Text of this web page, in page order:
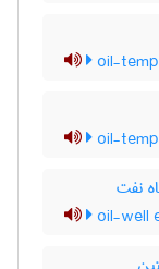
oil-
oil-
نفت
oil-well